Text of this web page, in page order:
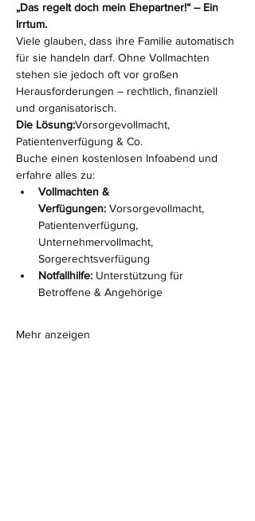
„Das regelt doch mein Ehepartner!“ – Ein
Irrtum.
Viele glauben, dass ihre Familie automatisch
für sie handeln darf. Ohne Vollmachten
stehen sie jedoch oft vor großen
Herausforderungen – rechtlich, finanziell
und organisatorisch.
Die Lösung:Vorsorgevollmacht,
Patientenverfügung & Co.
Buche einen kostenlosen Infoabend und
erfahre alles zu:
Vollmachten &
Verfügungen: Vorsorgevollmacht,
Patientenverfügung,
Unternehmervollmacht,
Sorgerechtsverfügung
Notfallhilfe: Unterstützung für
Betroffene & Angehörige
Mehr anzeigen